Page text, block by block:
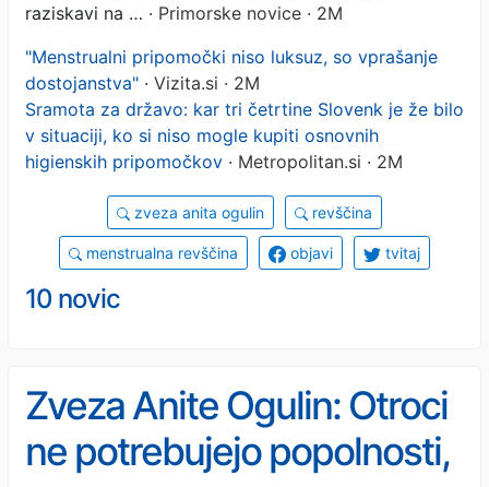
raziskavi na … · Primorske novice · 2M
"Menstrualni pripomočki niso luksuz, so vprašanje
dostojanstva" · Vizita.si · 2M
Sramota za državo: kar tri četrtine Slovenk je že bilo
v situaciji, ko si niso mogle kupiti osnovnih
higienskih pripomočkov · Metropolitan.si · 2M
zveza anita ogulin revščina
menstrualna revščina objavi tvitaj
10 novic
Zveza Anite Ogulin: Otroci
ne potrebujejo popolnosti,